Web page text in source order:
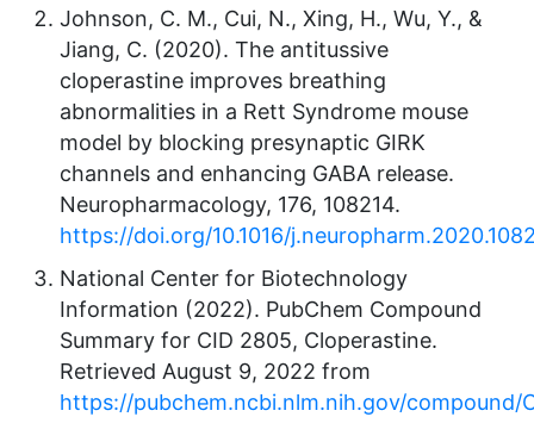
Johnson, C. M., Cui, N., Xing, H., Wu, Y., &
Jiang, C. (2020). The antitussive
cloperastine improves breathing
abnormalities in a Rett Syndrome mouse
model by blocking presynaptic GIRK
channels and enhancing GABA release.
Neuropharmacology, 176, 108214.
https://doi.org/10.1016/
National Center for Biotechnology
Information (2022). PubChem Compound
Summary for CID 2805, Cloperastine.
Retrieved August 9, 2022 from
https://pubchem.ncbi.nlm.nih.gov/compound/